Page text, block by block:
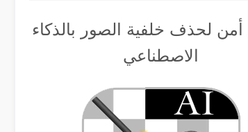
لحذف خلفية الصور بالذكاء
الاصطناعي